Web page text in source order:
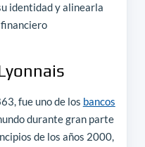
identidad y alinearla
financiero
fue uno de los bancos
durante gran parte
de los años 2000,